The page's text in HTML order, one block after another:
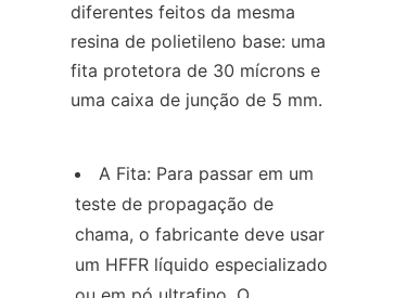
diferentes feitos da mesma
resina de polietileno base: uma
fita protetora de 30 mícrons e
uma caixa de junção de 5 mm.
A Fita: Para passar em um
teste de propagação de
chama, o fabricante deve usar
um HFFR líquido especializado